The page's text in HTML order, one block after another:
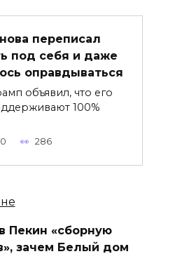
переписал
под себя и даже
оправдываться
объявил, что его
100%
0 286
Пекин «сборную
зачем Белый дом